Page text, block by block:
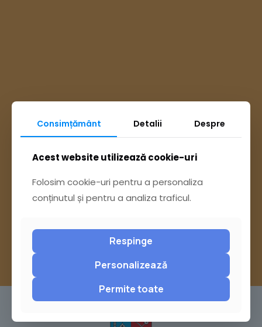
Ai întrebări? Accesează
sau trimite o sesizare pe Buzău City
Consimțământ Detalii Despre
Acest website utilizează cookie-uri
Folosim cookie-uri pentru a personaliza
conținutul și pentru a analiza traficul.
Respinge
Personalizează
Permite toate